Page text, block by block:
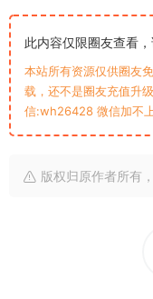
此内容仅限圈友查看
本站所有资源仅供圈友
载，还不是圈友充值升
信:wh26428 微信加不
版权归原作者所有